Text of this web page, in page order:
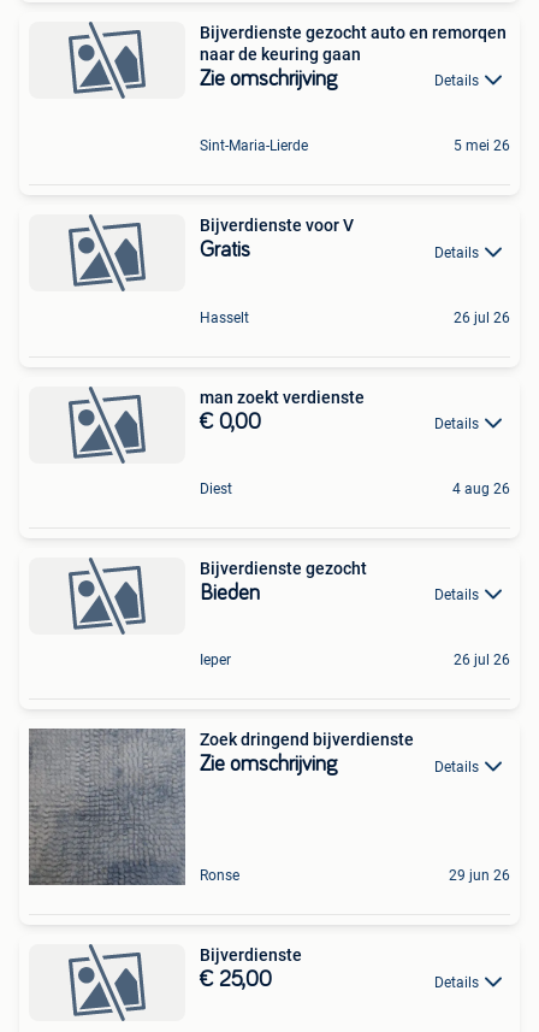
Bijverdienste gezocht auto en remorqen
naar de keuring gaan
Zie omschrijving Details
Sint-Maria-Lierde 5 mei 26
Bijverdienste voor V
Gratis Details
Hasselt 26 jul 26
man zoekt verdienste
€ 0,00 Details
Diest 4 aug 26
Bijverdienste gezocht
Bieden Details
Ieper 26 jul 26
Zoek dringend bijverdienste
Zie omschrijving Details
Ronse 29 jun 26
Bijverdienste
€ 25,00 Details